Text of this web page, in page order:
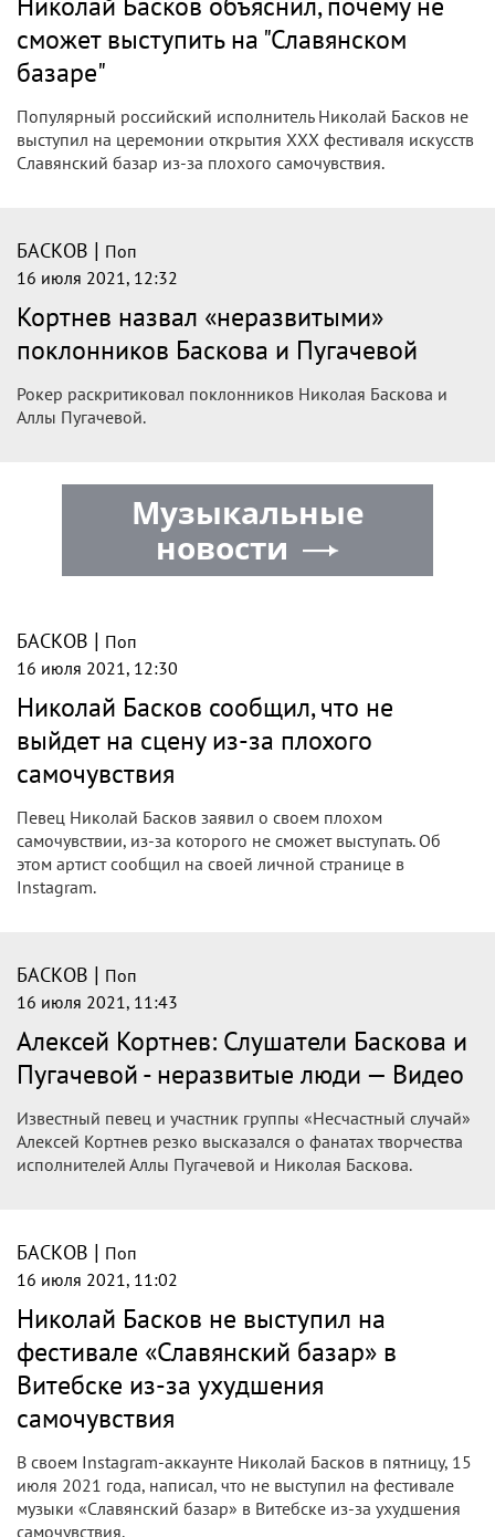
«Славянском базаре», где собрались
толпы без масок
Добавлено в Знаменитости
Басков должен был стать хедлайнером открытия
юбилейного, 30-го фестиваля «Славянский базар».
Накануне днем, за несколько часов до шоу...
БАСКОВ | Поп
16 июля 2021, 13:07
Басков отказался выступать на
«Славянском базаре» из-за тысяч
зрителей без масок
Певец пожаловался на высокую температуру и плохое
фото: Агентство «Москва»
Популярный российский певец Николай Басков приехал в
Витебск для участия в юбилейном...
16 июля 2021, 12:48
Николай Басков объяснил, почему не
сможет выступить на "Славянском
базаре"
выступил на церемонии открытия XXX фестиваля искусств
Славянский базар из-за плохого самочувствия.
Кортнев назвал «неразвитыми»
поклонников Баскова и Пугачевой
Рокер раскритиковал поклонников Николая Баскова и
БАСКОВ|Поп
16 июля 2021, 12:30
Николай Басков сообщил, что не
выйдет на сцену из-за плохого
самочувствия
Певец Николай Басков заявил о своем плохом
самочувствии, из-за которого не сможет выступать. Об